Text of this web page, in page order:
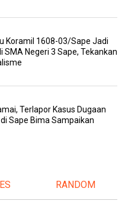
Koramil 1608-03/Sape Jadi
SMA Negeri 3 Sape, Tekankan
Terlapor Kasus Dugaan
Sape Bima Sampaikan
RANDOM